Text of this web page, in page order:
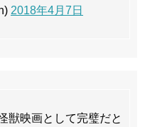
2018年4月7日
獣映画として完璧だと